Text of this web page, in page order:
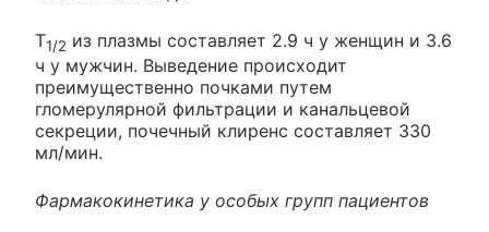
Т1/2 из плазмы составляет 2.9 ч у женщин и 3.6
ч у мужчин. Выведение происходит
преимущественно почками путем
гломерулярной фильтрации и канальцевой
секреции, почечный клиренс составляет 330
мл/мин.
Фармакокинетика у особых групп пациентов